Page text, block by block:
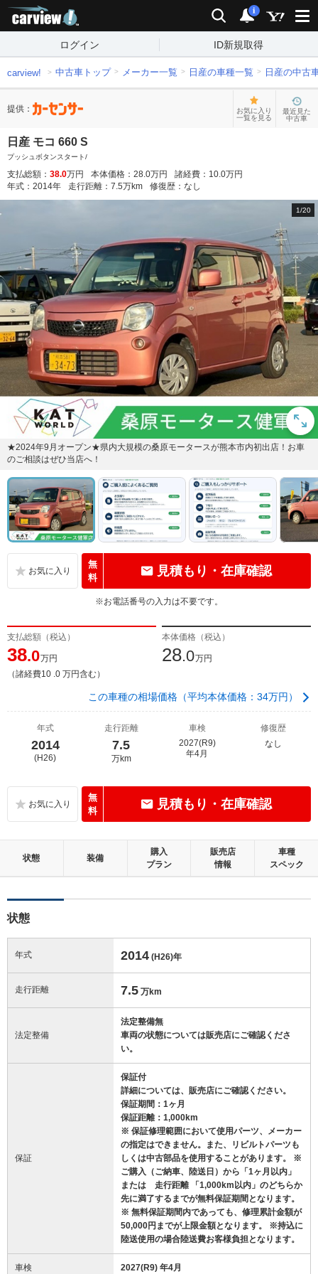
検索 通知
i
ログイン ID新規取得
carview! 中古車トップ メーカー一覧 日産の車種一覧 日産の中古
提供：
お気に入り
一覧を見る
最近見た
中古車
日産 モコ 660 S
プッシュボタンスタート/
支払総額： 38.0万円 本体価格： 28.0万円 諸経費： 10.0万円
年式： 2014年 走行距離： 7.5万km 修復歴： なし
1/20
★2024年9月オープン★県内大規模の桑原モータースが熊本市内初出店！お車
のご相談はぜひ当店へ！
無
料
見積もり・在庫確認
※お電話番号の入力は不要です。
支払総額（税込）
38.0万円
（諸経費10 .0 万円含む）
本体価格（税込）
28.0万円
この車種の相場価格（平均本体価格：34万円）
年式
2014
(H26)
走行距離
7.5
万km
車検
2027(R9)
年4月
修復歴
なし
無
料
見積もり・在庫確認
状態 装備
購入
プラン
販売店
情報
車種
スペック
状態
年式 2014 (H26)年
走行距離 7.5 万km
法定整備
法定整備無
車両の状態については販売店にご確認くださ
い。
保証
保証付
詳細については、販売店にご確認ください。
保証期間：1ヶ月
保証距離：1,000km
※ 保証修理範囲において使用パーツ、メーカー
の指定はできません。また、リビルトパーツも
しくは中古部品を使用することがあります。 ※
ご購入（ご納車、陸送日）から「1ヶ月以内」
または 走行距離 「1,000km以内」のどちらか
先に満了するまでが無料保証期間となります。
※ 無料保証期間内であっても、修理累計金額が
50,000円までが上限金額となります。 ※持込に
陸送使用の場合陸送費お客様負担となります。
車検 2027(R9) 年4月